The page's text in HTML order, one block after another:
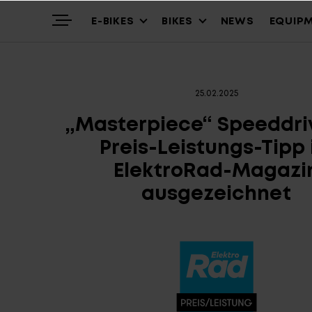
Über uns
E-BIKES
Trekking
Cargo & City
BIKES
Mountainbikes
Cross – Urban
Alle Modelle
NEWS
25.02.2025
„Masterpiece“
Preis-Leistungs-Tipp
ElektroRad-
ausgezeichnet